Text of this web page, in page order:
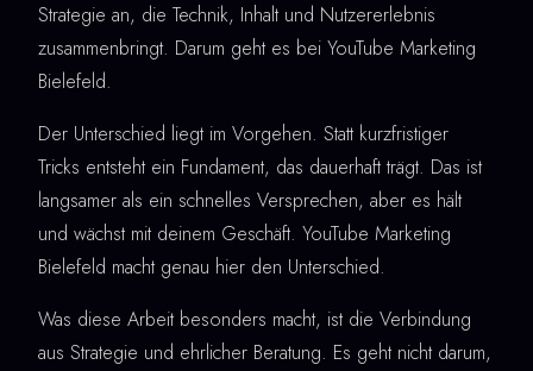
Strategie an, die Technik, Inhalt und Nutzererlebnis
zusammenbringt. Darum geht es bei YouTube Marketing
Bielefeld.
Der Unterschied liegt im Vorgehen. Statt kurzfristiger
Tricks entsteht ein Fundament, das dauerhaft trägt. Das ist
langsamer als ein schnelles Versprechen, aber es hält
und wächst mit deinem Geschäft. YouTube Marketing
Bielefeld macht genau hier den Unterschied.
Was diese Arbeit besonders macht, ist die Verbindung
aus Strategie und ehrlicher Beratung. Es geht nicht darum,